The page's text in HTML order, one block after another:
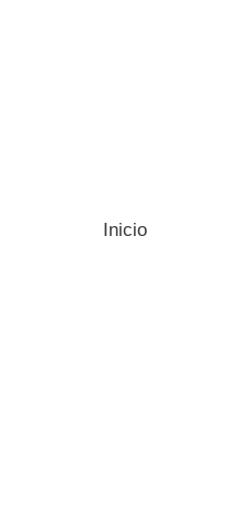
Inicio